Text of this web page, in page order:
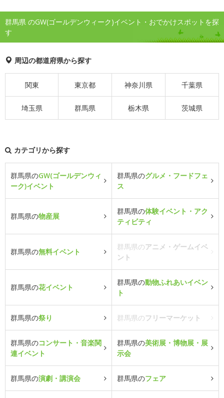
群馬県 のGW(ゴールデンウィーク)イベント・おでかけスポットを探
す
周辺の都道府県から探す
関東 東京都 神奈川県 千葉県
埼玉県 群馬県 栃木県 茨城県
カテゴリから探す
群馬県のGW(ゴールデンウィ
ーク)イベント
群馬県のグルメ・フードフェ
ス
群馬県の物産展
群馬県の体験イベント・アク
ティビティ
群馬県の無料イベント
群馬県のアニメ・ゲームイベ
ント
群馬県の花イベント
群馬県の動物ふれあいイベン
ト
群馬県の祭り 群馬県のフリーマーケット
群馬県のコンサート・音楽関
連イベント
群馬県の美術展・博物展・展
示会
群馬県の演劇・講演会 群馬県のフェア